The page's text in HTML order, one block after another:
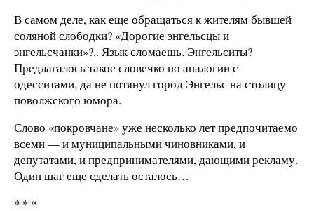
В самом деле, как еще обращаться к жителям бывшей
соляной слободки? «Дорогие энгельсцы и
энгельсчанки»?.. Язык сломаешь. Энгельситы?
Предлагалось такое словечко по аналогии с
одесситами, да не потянул город Энгельс на столицу
поволжского юмора.
Слово «покровчане» уже несколько лет предпочитаемо
всеми — и муниципальными чиновниками, и
депутатами, и предпринимателями, дающими рекламу.
Один шаг еще сделать осталось…
* * *